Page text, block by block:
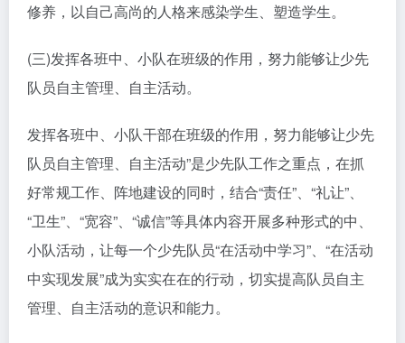
修养，以自己高尚的人格来感染学生、塑造学生。
(三)发挥各班中、小队在班级的作用，努力能够让少先
队员自主管理、自主活动。
发挥各班中、小队干部在班级的作用，努力能够让少先
队员自主管理、自主活动”是少先队工作之重点，在抓
好常规工作、阵地建设的同时，结合“责任”、“礼让”、
“卫生”、“宽容”、“诚信”等具体内容开展多种形式的中、
小队活动，让每一个少先队员“在活动中学习”、“在活动
中实现发展”成为实实在在的行动，切实提高队员自主
管理、自主活动的意识和能力。